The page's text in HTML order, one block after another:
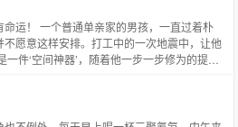
！ 一个普通单亲家的男孩，一直过着朴
愿意这样安排。打工中的一次地震中，让他
件‘空间神器’，随着他一步一步修为的提
在其周围五十厘米范围之内，一切人或物的
的他，刮彩必中，赌石必赚